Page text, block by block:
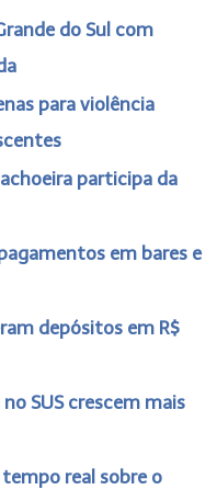
do Sul com
para violência
participa da
em bares e
depósitos em R$
SUS crescem mais
real sobre o